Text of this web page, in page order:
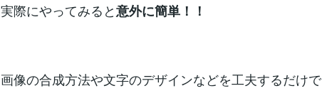
実際にやってみると意外に簡単！！
画像の合成方法や文字のデザインなどを工夫するだけで